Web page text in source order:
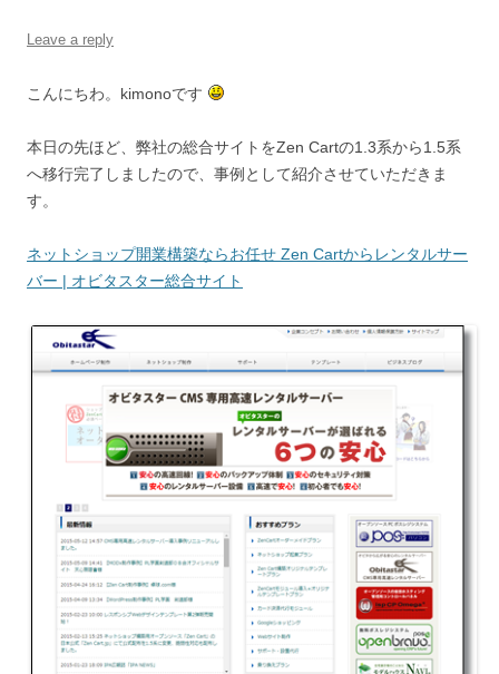
Leave a reply
こんにちわ。kimonoです
本日の先ほど、弊社の総合サイトをZen Cartの1.3系から1.5系
へ移行完了しましたので、事例として紹介させていただきま
す。
ネットショップ開業構築ならお任せ Zen Cartからレンタルサー
バー | オビタスター総合サイト